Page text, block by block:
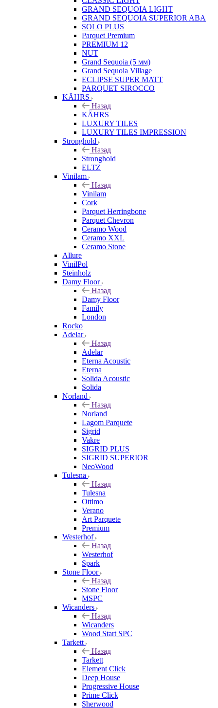
GRAND SEQUOIA LIGHT
GRAND SEQUOIA SUPERIOR ABA
SOLO PLUS
Parquet Premium
PREMIUM 12
NUT
Grand Sequoia (5 мм)
Grand Sequoia Village
ECLIPSE SUPER MATT
PARQUET SIROCCO
KÄHRS
Назад
KÄHRS
LUXURY TILES
LUXURY TILES IMPRESSION
Stronghold
Назад
Stronghold
ELTZ
Vinilam
Назад
Vinilam
Cork
Parquet Herringbone
Parquet Chevron
Ceramo Wood
Ceramo XXL
Ceramo Stone
Allure
VinilPol
Steinholz
Damy Floor
Назад
Damy Floor
Family
London
Rocko
Adelar
Назад
Adelar
Eterna Acoustic
Eterna
Solida Acoustic
Solida
Norland
Назад
Norland
Lagom Parquete
Sigrid
Vakre
SIGRID PLUS
SIGRID SUPERIOR
NeoWood
Tulesna
Назад
Tulesna
Ottimo
Verano
Art Parquete
Premium
Westerhof
Назад
Westerhof
Spark
Stone Floor
Назад
Stone Floor
MSPC
Wicanders
Назад
Wicanders
Wood Start SPC
Tarkett
Назад
Tarkett
Element Click
Deep House
Progressive House
Prime Click
Sherwood